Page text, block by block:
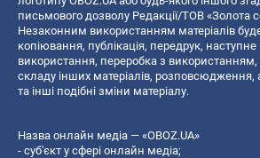
письмового дозволу Редакції/ТОВ «Золота
Незаконним використанням матеріалів
копiювання, публiкацiя, передрук,
використання, переробка з
складу інших матеріалів, розповсюдження,
та інші подібні зміни матеріалу.
Назва онлайн медіа — «OBOZ.UA»
- суб'єкт у сфері онлайн медіа;